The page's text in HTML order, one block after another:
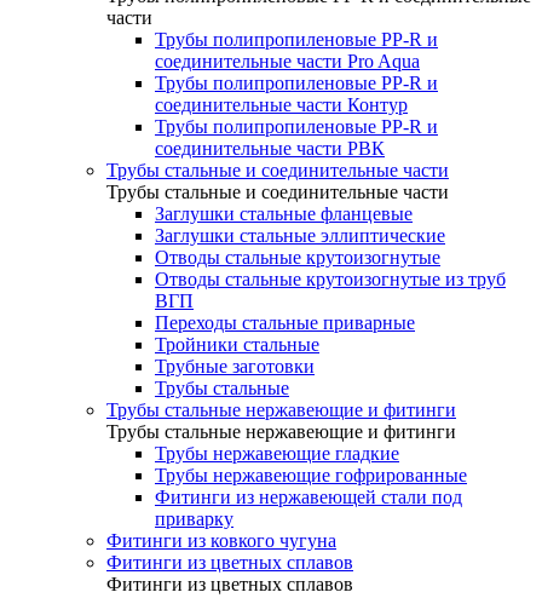
части
Трубы полипропиленовые PP-R и
соединительные части Pro Aqua
Трубы полипропиленовые PP-R и
соединительные части Контур
Трубы полипропиленовые PP-R и
соединительные части РВК
Трубы стальные и соединительные части
Трубы стальные и соединительные части
Заглушки стальные фланцевые
Заглушки стальные эллиптические
Отводы стальные крутоизогнутые
Отводы стальные крутоизогнутые из труб
ВГП
Переходы стальные приварные
Тройники стальные
Трубные заготовки
Трубы стальные
Трубы стальные нержавеющие и фитинги
Трубы стальные нержавеющие и фитинги
Трубы нержавеющие гладкие
Трубы нержавеющие гофрированные
Фитинги из нержавеющей стали под
приварку
Фитинги из ковкого чугуна
Фитинги из цветных сплавов
Фитинги из цветных сплавов